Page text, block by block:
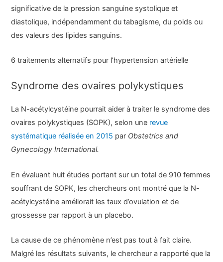
significative de la pression sanguine systolique et
diastolique, indépendamment du tabagisme, du poids ou
des valeurs des lipides sanguins.
6 traitements alternatifs pour l’hypertension artérielle
Syndrome des ovaires polykystiques
La N-acétylcystéine pourrait aider à traiter le syndrome des
ovaires polykystiques (SOPK), selon une revue
systématique réalisée en 2015 par Obstetrics and
Gynecology International.
En évaluant huit études portant sur un total de 910 femmes
souffrant de SOPK, les chercheurs ont montré que la N-
acétylcystéine améliorait les taux d’ovulation et de
grossesse par rapport à un placebo.
La cause de ce phénomène n’est pas tout à fait claire.
Malgré les résultats suivants, le chercheur a rapporté que la